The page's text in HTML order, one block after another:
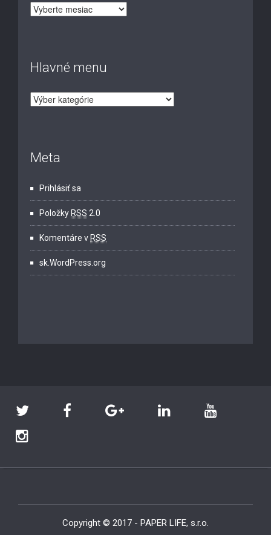
Archív
Hlavné menu
Hlavné
menu
Meta
Prihlásiť sa
Položky RSS 2.0
Komentáre v RSS
sk.WordPress.org
Copyright © 2017 - PAPER LIFE, s.r.o.